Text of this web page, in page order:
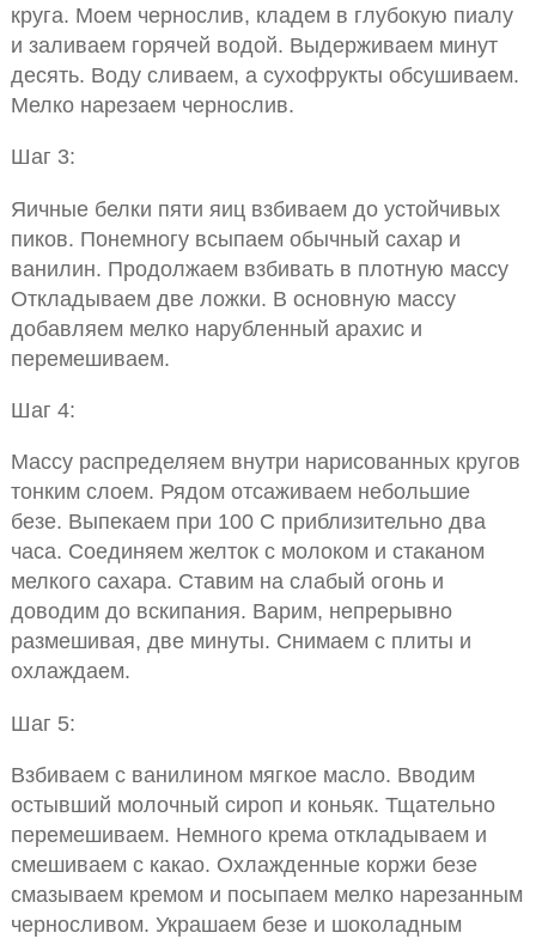
круга. Моем чернослив, кладем в глубокую пиалу
и заливаем горячей водой. Выдерживаем минут
десять. Воду сливаем, а сухофрукты обсушиваем.
Мелко нарезаем чернослив.
Шаг 3:
Яичные белки пяти яиц взбиваем до устойчивых
пиков. Понемногу всыпаем обычный сахар и
ванилин. Продолжаем взбивать в плотную массу
Откладываем две ложки. В основную массу
добавляем мелко нарубленный арахис и
перемешиваем.
Шаг 4:
Массу распределяем внутри нарисованных кругов
тонким слоем. Рядом отсаживаем небольшие
безе. Выпекаем при 100 С приблизительно два
часа. Соединяем желток с молоком и стаканом
мелкого сахара. Ставим на слабый огонь и
доводим до вскипания. Варим, непрерывно
размешивая, две минуты. Снимаем с плиты и
охлаждаем.
Шаг 5:
Взбиваем с ванилином мягкое масло. Вводим
остывший молочный сироп и коньяк. Тщательно
перемешиваем. Немного крема откладываем и
смешиваем с какао. Охлажденные коржи безе
смазываем кремом и посыпаем мелко нарезанным
черносливом. Украшаем безе и шоколадным